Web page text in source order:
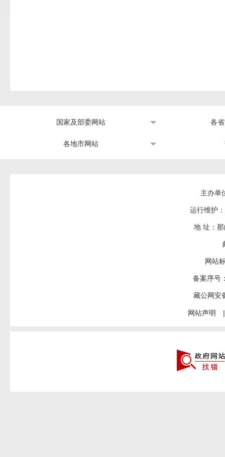
国家及部委网站 各
各地市网站
主办单
运行维护
地 址：
网站
备案序号
藏公网安
网站声明 |